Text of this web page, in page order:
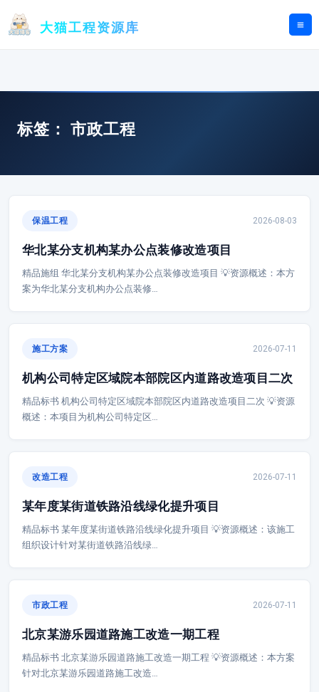
大猫工程资源库
标签： 市政工程
保温工程 2026-08-03
华北某分支机构某办公点装修改造项目
精品施组 华北某分支机构某办公点装修改造项目 💡资源概述：本方
案为华北某分支机构办公点装修…
施工方案 2026-07-11
机构公司特定区域院本部院区内道路改造项目二次
精品标书 机构公司特定区域院本部院区内道路改造项目二次 💡资源
概述：本项目为机构公司特定区…
改造工程 2026-07-11
某年度某街道铁路沿线绿化提升项目
精品标书 某年度某街道铁路沿线绿化提升项目 💡资源概述：该施工
组织设计针对某街道铁路沿线绿…
市政工程 2026-07-11
北京某游乐园道路施工改造一期工程
精品标书 北京某游乐园道路施工改造一期工程 💡资源概述：本方案
针对北京某游乐园道路施工改造…